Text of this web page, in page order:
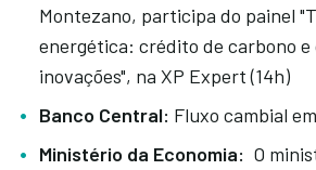
Montezano, participa do painel
energética: crédito de carbono e
inovações", na XP Expert (14h)
Banco Central: Fluxo cambial
Ministério da Economia: O